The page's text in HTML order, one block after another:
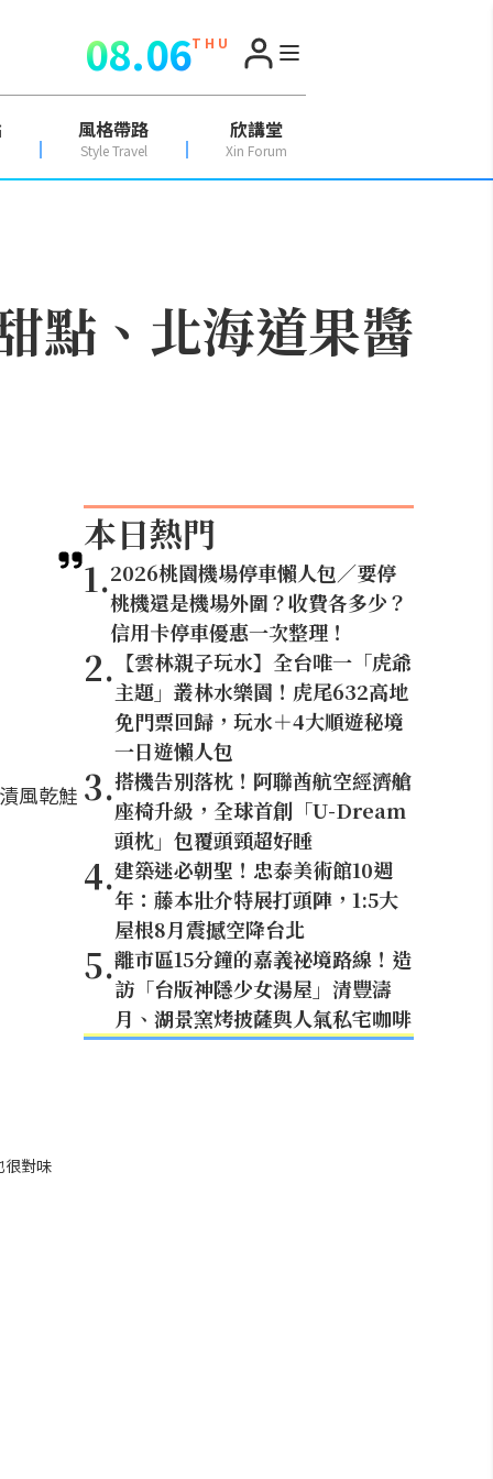
08.06T H U
風格帶路
Style Travel
欣講堂
Xin Forum
點、北海道果醬
風乾鮭
很對味
本日熱門
1.2026桃園機場停車懶人包／要停
桃機還是機場外圍？收費各多少？
信用卡停車優惠一次整理！
2. 【雲林親子玩水】全台唯一「虎爺
主題」叢林水樂園！虎尾632高地
免門票回歸，玩水＋4大順遊秘境
一日遊懶人包
3.搭機告別落枕！阿聯酋航空經濟艙
座椅升級，全球首創「U-Dream
頭枕」包覆頭頸超好睡
4.建築迷必朝聖！忠泰美術館10週
年：藤本壯介特展打頭陣，1:5大
屋根8月震撼空降台北
5.離市區15分鐘的嘉義祕境路線！造
訪「台版神隱少女湯屋」清豐濤
月、湖景窯烤披薩與人氣私宅咖啡